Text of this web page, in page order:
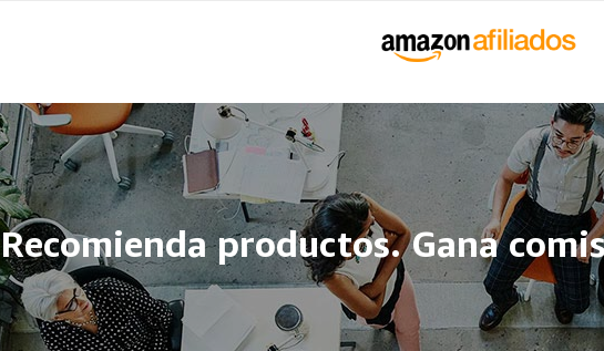
Recomienda productos. Gana